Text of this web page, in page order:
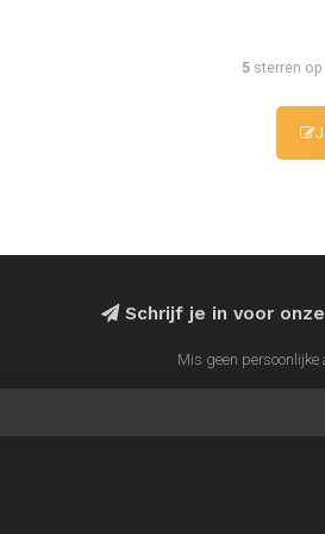
5sterren op
Schrijf je in voor
Mis geen persoonlijke